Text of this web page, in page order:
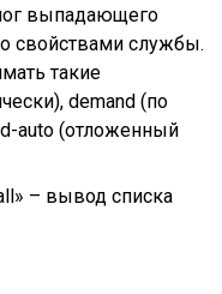
выпадающего
свойствами службы.
такие
demand (по
auto (отложенный
» – вывод списка